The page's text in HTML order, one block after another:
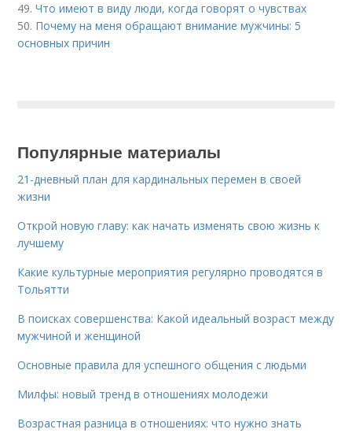
49.Что имеют в виду люди, когда говорят о чувствах
50. Почему на меня обращают внимание мужчины: 5
основных причин
Популярные материалы
21-дневный план для кардинальных перемен в своей
жизни
Открой новую главу: как начать изменять свою жизнь к
лучшему
Какие культурные мероприятия регулярно проводятся в
Тольятти
В поисках совершенства: Какой идеальный возраст между
мужчиной и женщиной
Основные правила для успешного общения с людьми
Милфы: новый тренд в отношениях молодежи
Возрастная разница в отношениях: что нужно знать